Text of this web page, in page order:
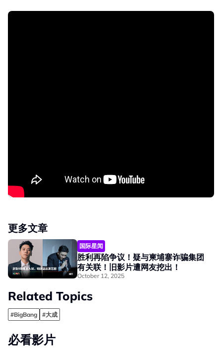
更多文章
国际星闻
胜利再陷争议！疑与柬埔寨诈骗集团
有关联！旧影片遭网友挖出！
October 12, 2025
Related Topics
#BigBang #大成
必看影片